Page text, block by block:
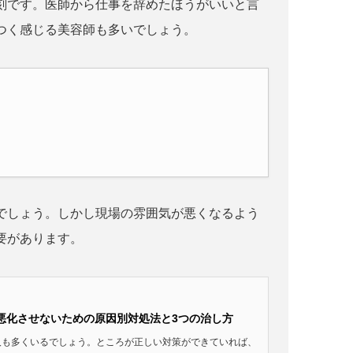
す。医師から仕事を辞めたほうがいいと言
感じる美容師も多いでしょう。
ょう。しかし現場の雰囲気が悪くなるよう
あります。
させないための原因別対処法と3つの治し方
多くいるでしょう。ところが正しい対策ができていれば、